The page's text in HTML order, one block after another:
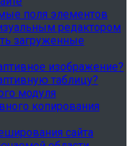
поля элементов
редактором
загруженные
изображение?
таблицу?
модуля
копирования
сайта